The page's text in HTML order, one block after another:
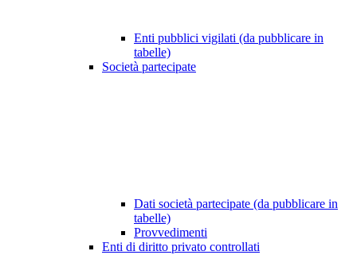
Enti pubblici vigilati (da pubblicare in
tabelle)
Società partecipate
Dati società partecipate (da pubblicare in
tabelle)
Provvedimenti
Enti di diritto privato controllati